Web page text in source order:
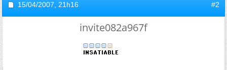
15/04/2007, 21h16 #2
invite082a967f